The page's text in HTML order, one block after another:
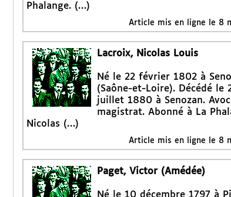
Phalange. (…)
Article mis en ligne le 8
Lacroix, Nicolas Louis
Né le 22 février 1802 à
(Saône-et-Loire). Décédé le
juillet 1880 à Senozan.
magistrat. Abonné à La
Nicolas (…)
Article mis en ligne le 8
Paget, Victor (Amédée)
Né le 10 décembre 1797 à